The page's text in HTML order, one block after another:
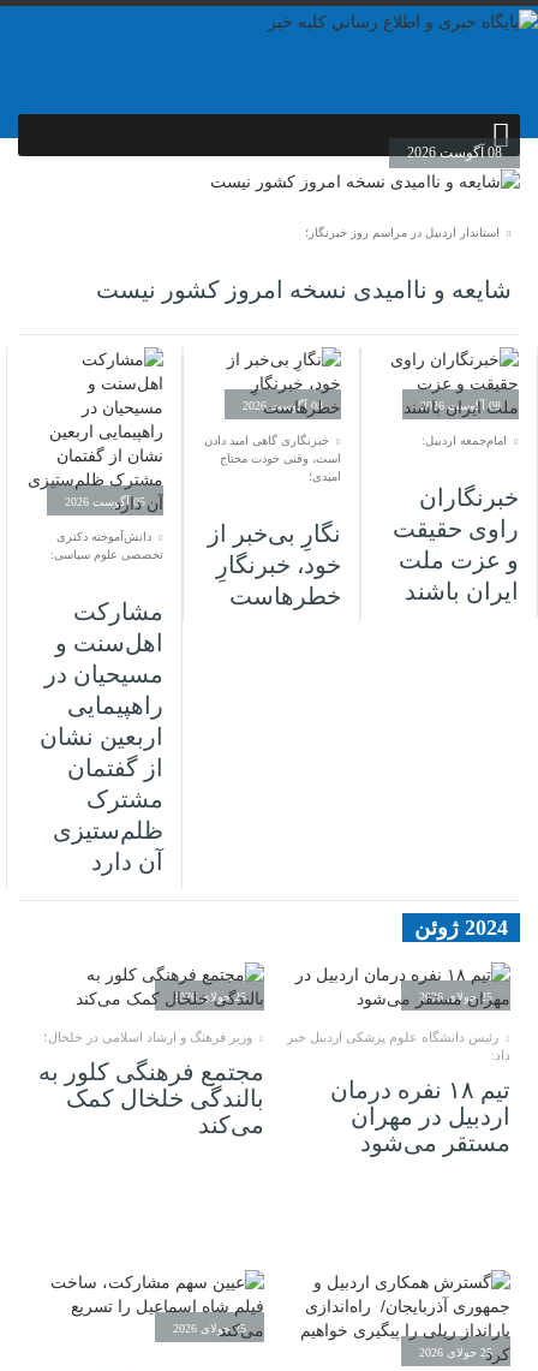
08 آگوست 2026
استاندار اردبیل در مراسم روز خبرنگار؛
شایعه و ناامیدی نسخه امروز کشور نیست
08 آگوست 2026
امام‌جمعه اردبیل:
خبرنگاران
راوی حقیقت
و عزت ملت
ایران باشند
08 آگوست 2026
خبرنگاری گاهی امید دادن
است، وقتی خودت محتاج
امیدی؛
نگارِ بی‌خبر از
خود، خبرنگارِ
خطرهاست
05 آگوست 2026
دانش‌آموخته دکتری
تخصصی علوم سیاسی:
مشارکت
اهل‌سنت و
مسیحیان در
راهپیمایی
اربعین نشان
از گفتمان
مشترک
ظلم‌ستیزی
آن دارد
2024 ژوئن
25 جولای 2026
رئیس دانشگاه علوم پزشکی اردبیل خبر
داد:
تیم ۱۸ نفره درمان
اردبیل در مهران
مستقر می‌شود
25 جولای 2026
وزیر فرهنگ و ارشاد اسلامی در خلخال؛
مجتمع فرهنگی کلور به
بالندگی خلخال کمک
می‌کند
25 جولای 2026
25 جولای 2026